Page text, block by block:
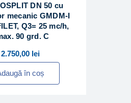
DN 50 cu
mecanic GMDM-I
Q3= 25 mc/h,
90 grd. C
2.750,00 lei
în coș